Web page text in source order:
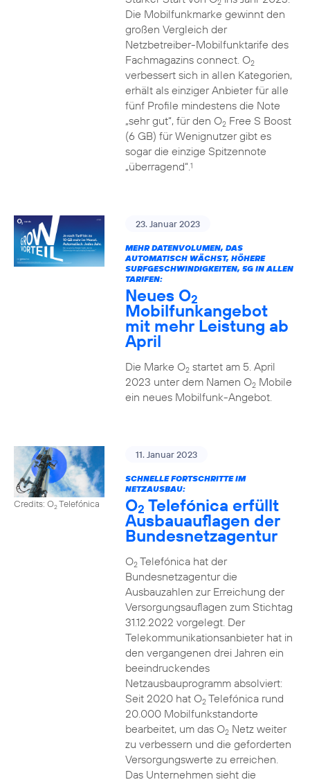
2
Die Mobilfunkmarke gewinnt den
großen Vergleich der
Netzbetreiber-Mobilfunktarife des
Fachmagazins connect. O2
verbessert sich in allen Kategorien,
erhält als einziger Anbieter für alle
fünf Profile mindestens die Note
„sehr gut“, für den O2Free S Boost
(6 GB) für Wenignutzer gibt es
sogar die einzige Spitzennote
„überragend“.1
23. Januar 2023
MEHR DATENVOLUMEN, DAS
AUTOMATISCH WÄCHST, HÖHERE
SURFGESCHWINDIGKEITEN, 5G IN ALLEN
TARIFEN:
Neues O2
Mobilfunkangebot
mit mehr Leistung ab
April
Die Marke O2startet am 5. April
2023 unter dem Namen O2Mobile
ein neues Mobilfunk-Angebot.
Credits: O2Telefónica
11. Januar 2023
SCHNELLE FORTSCHRITTE IM
NETZAUSBAU:
O2 Telefónica erfüllt
Ausbauauflagen der
Bundesnetzagentur
O2Telefónica hat der
Bundesnetzagentur die
Ausbauzahlen zur Erreichung der
Versorgungsauflagen zum Stichtag
31.12.2022 vorgelegt. Der
Telekommunikationsanbieter hat in
den vergangenen drei Jahren ein
beeindruckendes
Netzausbauprogramm absolviert:
Seit 2020 hat O2Telefónica rund
20.000 Mobilfunkstandorte
bearbeitet, um das O2Netz weiter
zu verbessern und die geforderten
Versorgungswerte zu erreichen.
Das Unternehmen sieht die